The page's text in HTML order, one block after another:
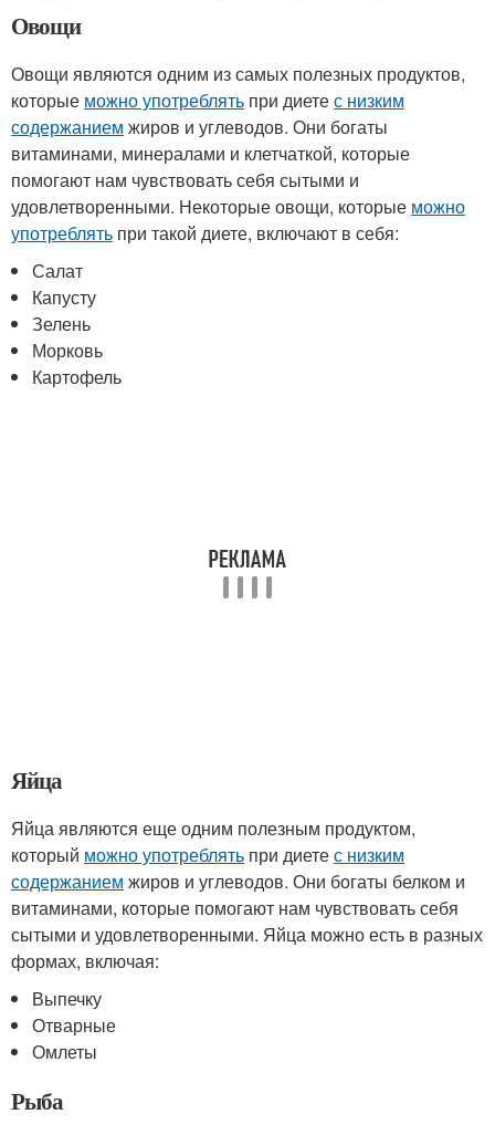
Овощи
Овощи являются одним из самых полезных продуктов,
которые можно употреблять при диетес низким
содержанием жиров и углеводов. Они богаты
витаминами, минералами и клетчаткой, которые
помогают нам чувствовать себя сытыми и
удовлетворенными. Некоторые овощи, которые можно
употреблять при такой диете, включают в себя:
Салат
Капусту
Зелень
Морковь
Картофель
Яйца
Яйца являются еще одним полезным продуктом,
который можно употреблять при диетес низким
содержанием жиров и углеводов. Они богаты белком и
витаминами, которые помогают нам чувствовать себя
сытыми и удовлетворенными. Яйца можно есть в разных
формах, включая:
Выпечку
Отварные
Омлеты
Рыба